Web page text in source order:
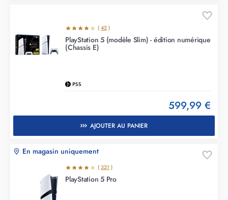
( 42 )
PlayStation 5 (modèle Slim) - édition numérique
(Chassis E)
PS5
599,99 €
AJOUTER AU PANIER
En magasin uniquement
( 321 )
PlayStation 5 Pro